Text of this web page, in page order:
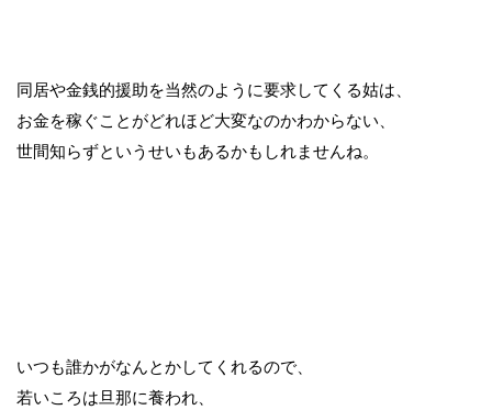
同居や金銭的援助を当然のように要求してくる姑は、
お金を稼ぐことがどれほど大変なのかわからない、
世間知らずというせいもあるかもしれませんね。
いつも誰かがなんとかしてくれるので、
若いころは旦那に養われ、